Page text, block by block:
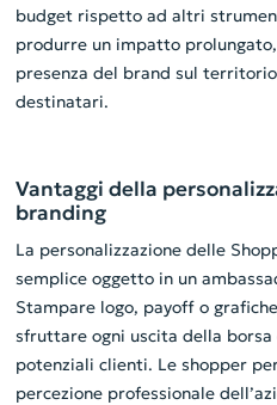
budget rispetto ad altri
produrre un impatto
presenza del brand sul
destinatari.
Vantaggi della
branding
La personalizzazione delle
semplice oggetto in un
Stampare logo, payoff o
sfruttare ogni uscita della
potenziali clienti. Le shopper
percezione professionale